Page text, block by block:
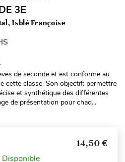
3E
Isblé Françoise
de seconde et est conforme au
cette classe. Son objectif: permettre
et synthétique des différentes
de présentation pour chaq...
14,50 €
Disponible